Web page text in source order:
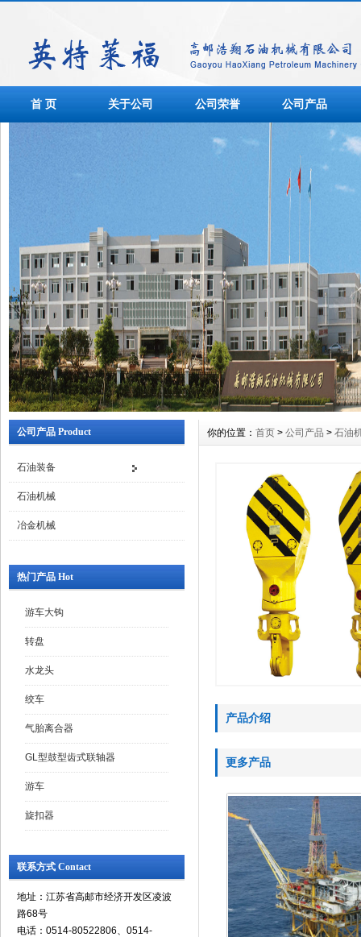
首 页 关于公司 公司荣誉 公司产品
公司产品 Product
石油装备
石油机械
冶金机械
热门产品 Hot
游车大钩
转盘
水龙头
绞车
气胎离合器
GL型鼓型齿式联轴器
游车
旋扣器
联系方式 Contact
地址：江苏省高邮市经济开发区凌波
路68号
电话：0514-80522806、0514-
你的位置： 首页 > 公司产品 > 石油
产品介绍
更多产品